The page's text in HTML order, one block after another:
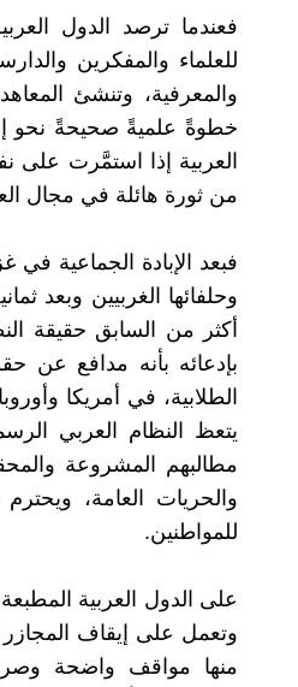
فعندما ترصد الدول
للعلماء والمفكرين
والمعرفية، وتنشئ
خطوةً علميةً صحيحةً نحو
العربية إذا استمَّرت على
من ثورة هائلة في مجال
فبعد الإبادة الجماعية في
وحلفائها الغربيين وبعد
أكثر من السابق حقيقة
بإدعائه بأنه مدافع عن
الطلابية، في أمريكا
يتعظ النظام العربي
مطالبهم المشروعة
والحريات العامة،
للمواطنين.
على الدول العربية
وتعمل على إيقاف المجازر
منها مواقف واضحة